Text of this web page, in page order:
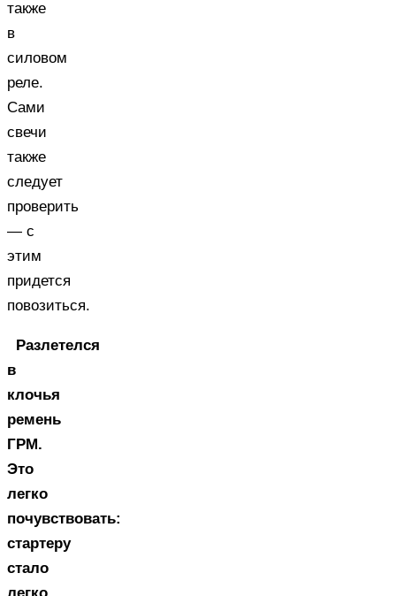
также
в
силовом
реле.
Сами
свечи
также
следует
проверить
— с
этим
придется
повозиться.
Разлетелся
в
клочья
ремень
ГРМ.
Это
легко
почувствовать:
стартеру
стало